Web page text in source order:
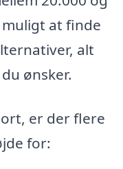
at finde
alt
ønsker.
er der flere
for: